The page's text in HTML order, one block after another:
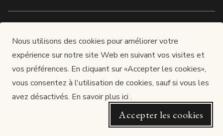
Nous utilisons des cookies pour améliorer votre
expérience sur notre site Web en suivant vos visites et
vos préférences. En cliquant sur «Accepter les cookies»,
vous consentez à l'utilisation de cookies, sauf si vous les
avez désactivés. En savoir plus ici .
Accepter les cookies
Made in luxembourg
Siège : 12, rue de l’Industrie, L-3895 FOETZ
RCS Luxembourg : B166577 / TVA : LU25278121
Autorisation d’établissement n° 10023705 / 27
English